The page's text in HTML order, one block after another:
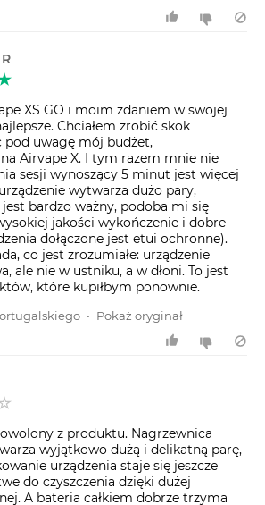
XS GO i moim zdaniem w swojej
Chciałem zrobić skok
pod uwagę mój budżet,
Airvape X. I tym razem mnie nie
sesji wynoszący 5 minut jest więcej
wytwarza dużo pary,
bardzo ważny, podoba mi się
jakości wykończenie i dobre
dołączone jest etui ochronne).
co jest zrozumiałe: urządzenie
ale nie w ustniku, a w dłoni. To jest
które kupiłbym ponownie.
• Pokaż oryginał
z produktu. Nagrzewnica
wyjątkowo dużą i delikatną parę,
urządzenia staje się jeszcze
do czyszczenia dzięki dużej
A bateria całkiem dobrze trzyma